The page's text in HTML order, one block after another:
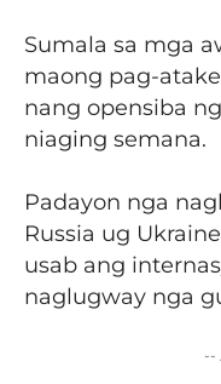
Sumala sa mga
maong pag-
nang opensiba
niaging semana.
Padayon nga
Russia ug
usab ang
naglugway nga
--